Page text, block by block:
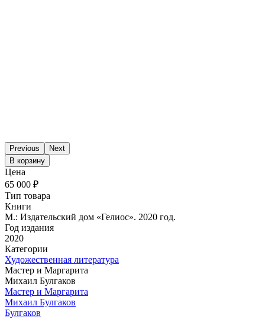
Previous
Next
В корзину
Цена
65 000 ₽
Тип товара
Книги
М.: Издательский дом «Гелиос». 2020 год.
Год издания
2020
Категории
Художественная литература
Мастер и Маргарита
Михаил Булгаков
Мастер и Маргарита
Михаил Булгаков
Булгаков